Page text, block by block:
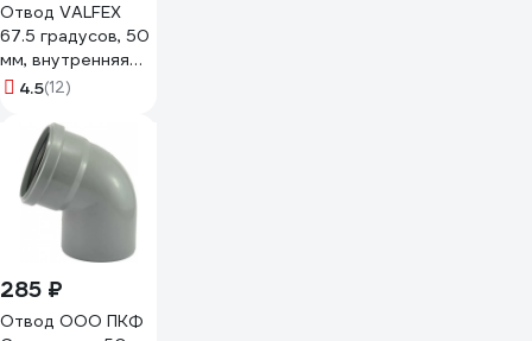
Отвод VALFEX
67.5 градусов, 50
мм, внутренняя
канализация
4.5(12)
285 ₽
Отвод ООО ПКФ